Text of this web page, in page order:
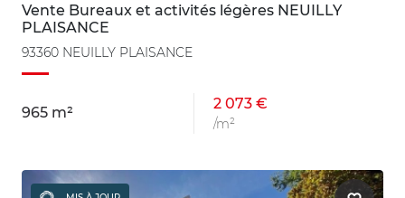
Vente Bureaux et activités légères NEUILLY
PLAISANCE
93360 NEUILLY PLAISANCE
965 m²
2 073 €
/m²